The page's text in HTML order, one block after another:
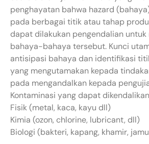
penghayatan bahwa hazard
pada berbagai titik atau tahap
dapat dilakukan pengendalian untuk
bahaya-bahaya tersebut. Kunci
antisipasi bahaya dan identifikasi
yang mengutamakan kepada
pada mengandalkan kepada
Kontaminasi yang dapat
Fisik (metal, kaca, kayu dll)
Kimia (ozon, chlorine, lubricant, dll)
Biologi (bakteri, kapang, khamir,